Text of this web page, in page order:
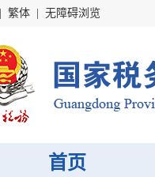
繁体 无障碍浏览
首页